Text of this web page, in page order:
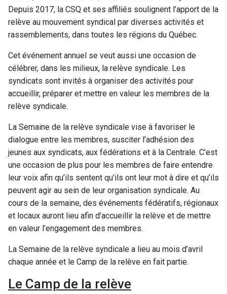
Depuis 2017, la CSQ et ses affiliés soulignent l’apport de la
relève au mouvement syndical par diverses activités et
rassemblements, dans toutes les régions du Québec.
Cet événement annuel se veut aussi une occasion de
célébrer, dans les milieux, la relève syndicale. Les
syndicats sont invités à organiser des activités pour
accueillir, préparer et mettre en valeur les membres de la
relève syndicale.
La Semaine de la relève syndicale vise à favoriser le
dialogue entre les membres, susciter l’adhésion des
jeunes aux syndicats, aux fédérations et à la Centrale. C’est
une occasion de plus pour les membres de faire entendre
leur voix afin qu’ils sentent qu’ils ont leur mot à dire et qu’ils
peuvent agir au sein de leur organisation syndicale. Au
cours de la semaine, des événements fédératifs, régionaux
et locaux auront lieu afin d’accueillir la relève et de mettre
en valeur l’engagement des membres.
La Semaine de la relève syndicale a lieu au mois d’avril
chaque année et le Camp de la relève en fait partie.
Le Camp de la relève